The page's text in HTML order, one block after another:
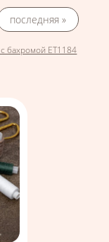
последняя »
бахромой ЕТ1184